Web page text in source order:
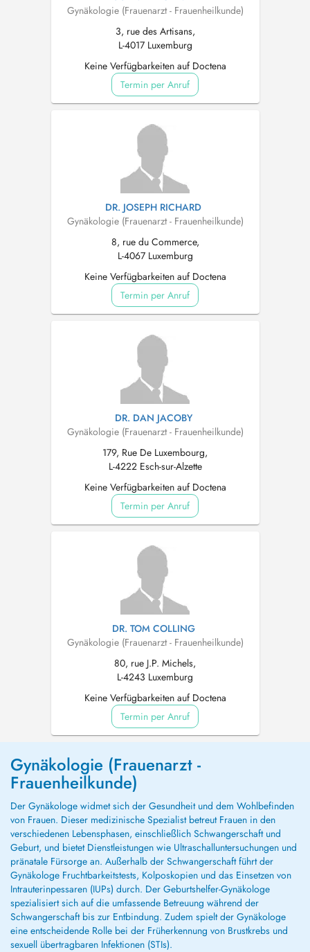
Gynäkologie (Frauenarzt - Frauenheilkunde)
3, rue des Artisans,
L-4017 Luxemburg
Keine Verfügbarkeiten auf Doctena
Termin per Anruf
DR. JOSEPH RICHARD
Gynäkologie (Frauenarzt - Frauenheilkunde)
8, rue du Commerce,
L-4067 Luxemburg
Keine Verfügbarkeiten auf Doctena
Termin per Anruf
DR. DAN JACOBY
Gynäkologie (Frauenarzt - Frauenheilkunde)
179, Rue De Luxembourg,
L-4222 Esch-sur-Alzette
Keine Verfügbarkeiten auf Doctena
Termin per Anruf
DR. TOM COLLING
Gynäkologie (Frauenarzt - Frauenheilkunde)
80, rue J.P. Michels,
L-4243 Luxemburg
Keine Verfügbarkeiten auf Doctena
Termin per Anruf
Gynäkologie (Frauenarzt -
Frauenheilkunde)
Der Gynäkologe widmet sich der Gesundheit und dem Wohlbefinden
von Frauen. Dieser medizinische Spezialist betreut Frauen in den
verschiedenen Lebensphasen, einschließlich Schwangerschaft und
Geburt, und bietet Dienstleistungen wie Ultraschalluntersuchungen und
pränatale Fürsorge an. Außerhalb der Schwangerschaft führt der
Gynäkologe Fruchtbarkeitstests, Kolposkopien und das Einsetzen von
Intrauterinpessaren (IUPs) durch. Der Geburtshelfer-Gynäkologe
spezialisiert sich auf die umfassende Betreuung während der
Schwangerschaft bis zur Entbindung. Zudem spielt der Gynäkologe
eine entscheidende Rolle bei der Früherkennung von Brustkrebs und
sexuell übertragbaren Infektionen (STIs).